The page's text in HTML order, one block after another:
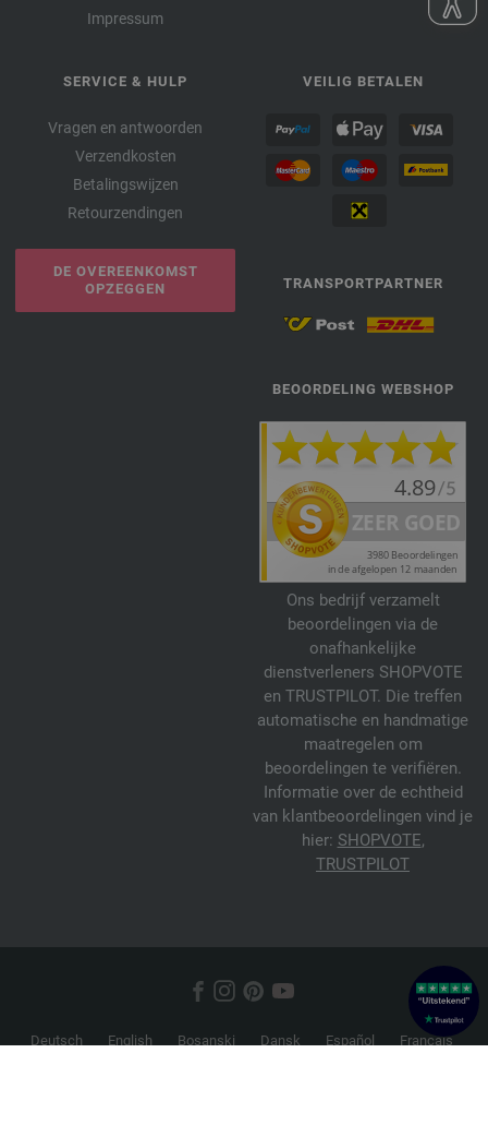
Impressum
SERVICE & HULP
Vragen en antwoorden
Verzendkosten
Betalingswijzen
Retourzendingen
DE OVEREENKOMST
OPZEGGEN
VEILIG BETALEN
TRANSPORTPARTNER
BEOORDELING WEBSHOP
Ons bedrijf verzamelt
beoordelingen via de
onafhankelijke
dienstverleners SHOPVOTE
en TRUSTPILOT. Die treffen
automatische en handmatige
maatregelen om
beoordelingen te verifiëren.
Informatie over de echtheid
van klantbeoordelingen vind je
hier: SHOPVOTE,
TRUSTPILOT
Deutsch English Bosanski Dansk Español
Français